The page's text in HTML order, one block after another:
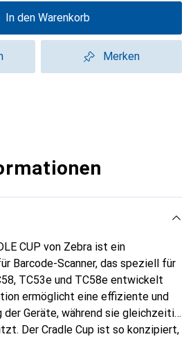
In den Warenkorb
Merken
CUP von Zebra ist ein
Barcode-Scanner, das speziell für
TC53e und TC58e entwickelt
ermöglicht eine effiziente und
der Geräte, während sie gleichzeitig
Der Cradle Cup ist so konzipiert,